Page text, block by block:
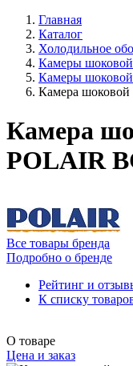
Главная
Каталог
Холодильное
Камеры шоковой
Камеры
Камера
Камера
POLAIR
Все товары бренда
Подробно о бренде
Рейтинг и
К списку
О товаре
Цена и заказ